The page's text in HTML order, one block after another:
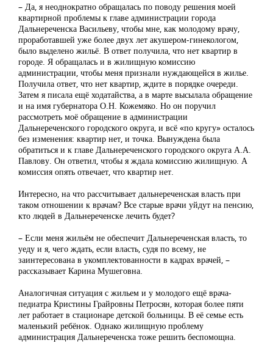
– Да, я неоднократно обращалась по поводу решения моей
квартирной проблемы к главе администрации города
Дальнереченска Васильеву, чтобы мне, как молодому врачу,
проработавшей уже более двух лет акушером-гинекологом,
было выделено жильё. В ответ получила, что нет квартир в
городе. Я обращалась и в жилищную комиссию
администрации, чтобы меня признали нуждающейся в жилье.
Получила ответ, что нет квартир, ждите в порядке очереди.
Затем я писала ещё ходатайства, а в марте высылала обращение
и на имя губернатора О.Н. Кожемяко. Но он поручил
рассмотреть моё обращение в администрации
Дальнереченского городского округа, и всё «по кругу» осталось
без изменения: квартир нет, и точка. Вынуждена была
обратиться и к главе Дальнереченского городского округа А.А.
Павлову. Он ответил, чтобы я ждала комиссию жилищную. А
комиссия опять отвечает, что квартир нет.
Интересно, на что рассчитывает дальнереченская власть при
таком отношении к врачам? Все старые врачи уйдут на пенсию,
кто людей в Дальнереченске лечить будет?
– Если меня жильём не обеспечит Дальнереченская власть, то
уеду и я, чего ждать, если власть, судя по всему, не
заинтересована в укомплектованности в кадрах врачей, –
рассказывает Карина Мушеговна.
Аналогичная ситуация с жильем и у молодого ещё врача-
педиатра Кристины Грайровны Петросян, которая более пяти
лет работает в стационаре детской больницы. В её семье есть
маленький ребёнок. Однако жилищную проблему
администрация Дальнереченска тоже решить беспомощна.